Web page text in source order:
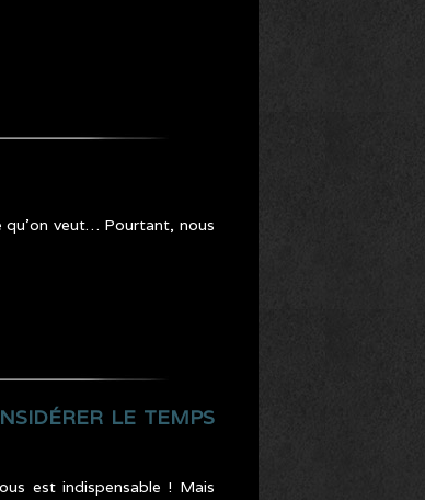
qu’on veut… Pourtant, nous
LE TEMPS
est indispensable ! Mais